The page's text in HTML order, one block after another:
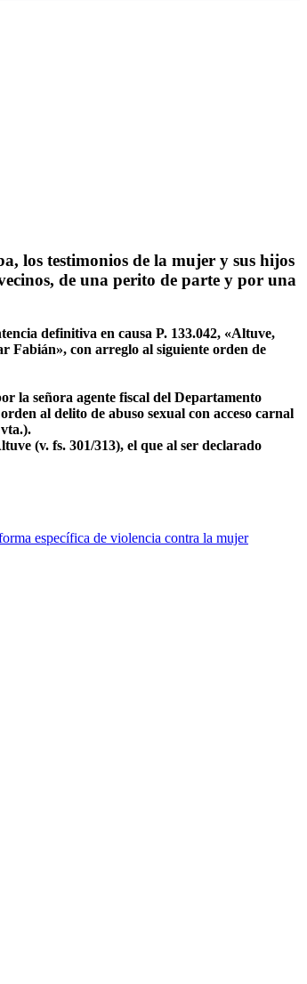
los testimonios de la mujer y sus hijos
de una perito de parte y por una
definitiva en causa P. 133.042, «Altuve,
Fabián», con arreglo al siguiente orden de
la señora agente fiscal del Departamento
al delito de abuso sexual con acceso carnal
(v. fs. 301/313), el que al ser declarado
específica de violencia contra la mujer